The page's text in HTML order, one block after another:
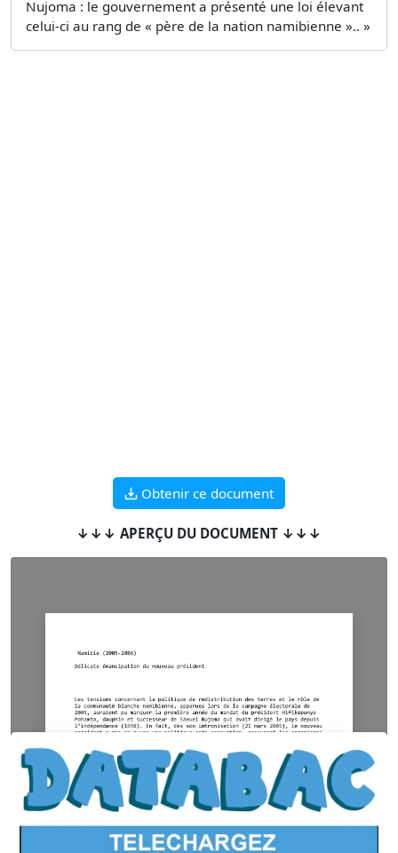
Nujoma : le gouvernement a présenté une loi élevant
celui-ci au rang de « père de la nation namibienne ».. »
Obtenir ce document
↓↓↓ APERÇU DU DOCUMENT ↓↓↓